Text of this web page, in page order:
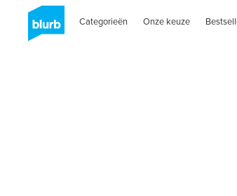
Categorieën Onze keuze